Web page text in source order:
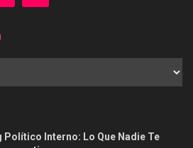
Político Interno: Lo Que Nadie Te